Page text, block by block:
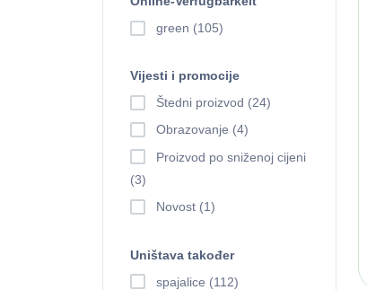
green (105)
Vijesti i promocije
Štedni proizvod (24)
Obrazovanje (4)
Proizvod po sniženoj cijeni
(3)
Novost (1)
Uništava također
spajalice (112)